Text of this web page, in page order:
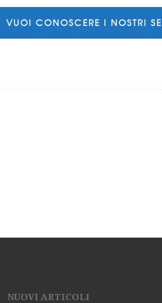
VUOI CONOSCERE I NOSTRI
NUOVI ARTICOLI